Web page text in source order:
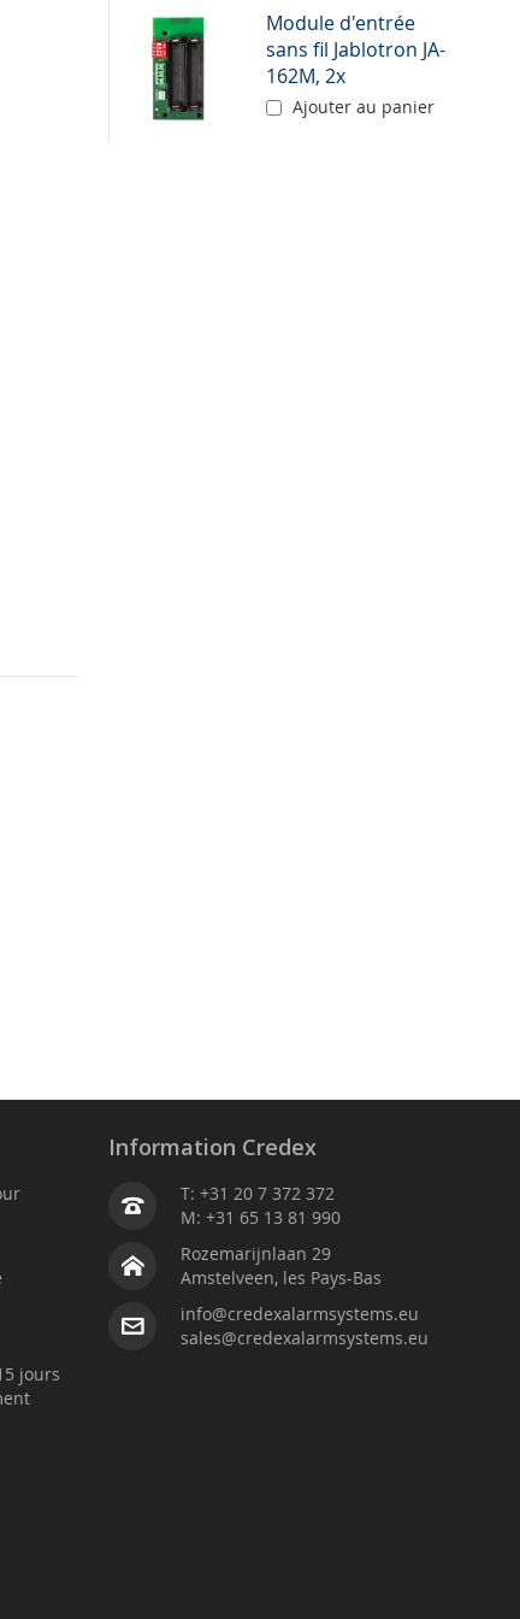
Module d'entrée
sans fil Jablotron JA-
162M, 2x
Ajouter au panier
jours
Information Credex
T: +31 20 7 372 372
M: +31 65 13 81 990
Rozemarijnlaan 29
Amstelveen, les Pays-Bas
info@credexalarmsystems.eu
sales@credexalarmsystems.eu